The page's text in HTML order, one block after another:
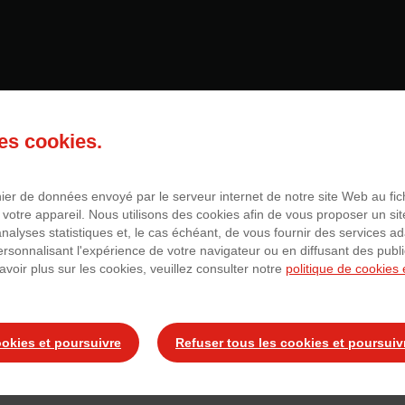
de cuisine
à cette offre
cookies.
de données envoyé par le serveur internet de notre site Web au
appareil. Nous utilisons des cookies afin de vous proposer un
statistiques et, le cas échéant, de vous fournir des services
l'expérience de votre navigateur ou en diffusant des
plus sur les cookies, veuillez consulter notre politique de cookies
et poursuivre Refuser tous les cookies et